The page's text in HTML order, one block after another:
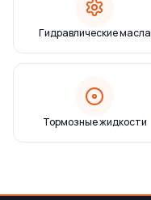
Гидравлические масла
Тормозные жидкости